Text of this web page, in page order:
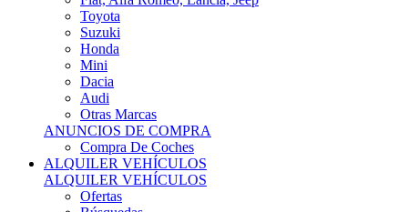
Suzuki
Honda
Mini
Dacia
Audi
Otras Marcas
ANUNCIOS DE COMPRA
Compra De Coches
ALQUILER VEHÍCULOS
ALQUILER VEHÍCULOS
Ofertas
Búsquedas
PERSONAL